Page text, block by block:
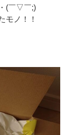
(￣▽￣;)
モノ！！